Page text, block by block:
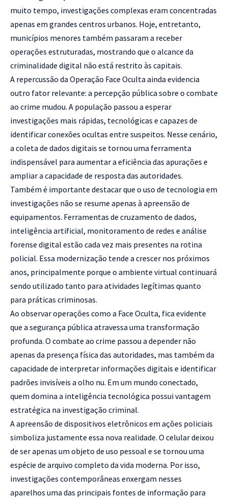
muito tempo, investigações complexas eram concentradas
apenas em grandes centros urbanos. Hoje, entretanto,
municípios menores também passaram a receber
operações estruturadas, mostrando que o alcance da
criminalidade digital não está restrito às capitais.
A repercussão da Operação Face Oculta ainda evidencia
outro fator relevante: a percepção pública sobre o combate
ao crime mudou. A população passou a esperar
investigações mais rápidas, tecnológicas e capazes de
identificar conexões ocultas entre suspeitos. Nesse cenário,
a coleta de dados digitais se tornou uma ferramenta
indispensável para aumentar a eficiência das apurações e
ampliar a capacidade de resposta das autoridades.
Também é importante destacar que o uso de tecnologia em
investigações não se resume apenas à apreensão de
equipamentos. Ferramentas de cruzamento de dados,
inteligência artificial, monitoramento de redes e análise
forense digital estão cada vez mais presentes na rotina
policial. Essa modernização tende a crescer nos próximos
anos, principalmente porque o ambiente virtual continuará
sendo utilizado tanto para atividades legítimas quanto
para práticas criminosas.
Ao observar operações como a Face Oculta, fica evidente
que a segurança pública atravessa uma transformação
profunda. O combate ao crime passou a depender não
apenas da presença física das autoridades, mas também da
capacidade de interpretar informações digitais e identificar
padrões invisíveis a olho nu. Em um mundo conectado,
quem domina a inteligência tecnológica possui vantagem
estratégica na investigação criminal.
A apreensão de dispositivos eletrônicos em ações policiais
simboliza justamente essa nova realidade. O celular deixou
de ser apenas um objeto de uso pessoal e se tornou uma
espécie de arquivo completo da vida moderna. Por isso,
investigações contemporâneas enxergam nesses
aparelhos uma das principais fontes de informação para